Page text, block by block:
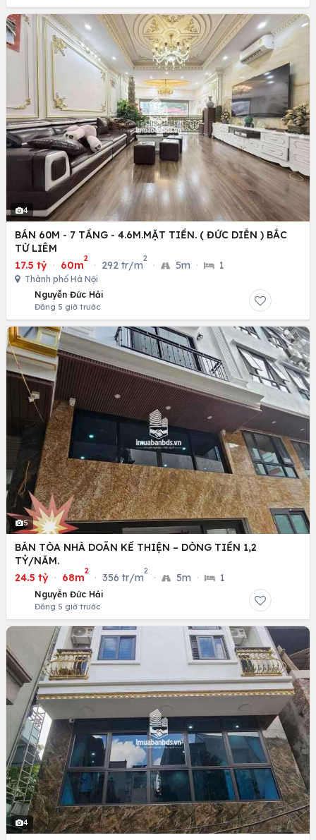
4
BÁN 60M - 7 TẦNG - 4.6M.MẶT TIỀN. ( ĐỨC DIỄN ) BẮC
TỪ LIÊM
17.5 tỷ · 60m
2
· 292 tr/m
2
· 5m · 1
Thành phố Hà Nội
Nguyễn Đức Hải
Đăng 5 giờ trước
5
BÁN TÒA NHÀ DOÃN KẾ THIỆN – DÒNG TIỀN 1,2
TỶ/NĂM.
24.5 tỷ · 68m
2
· 356 tr/m
2
· 5m · 1
Nguyễn Đức Hải
Đăng 5 giờ trước
4